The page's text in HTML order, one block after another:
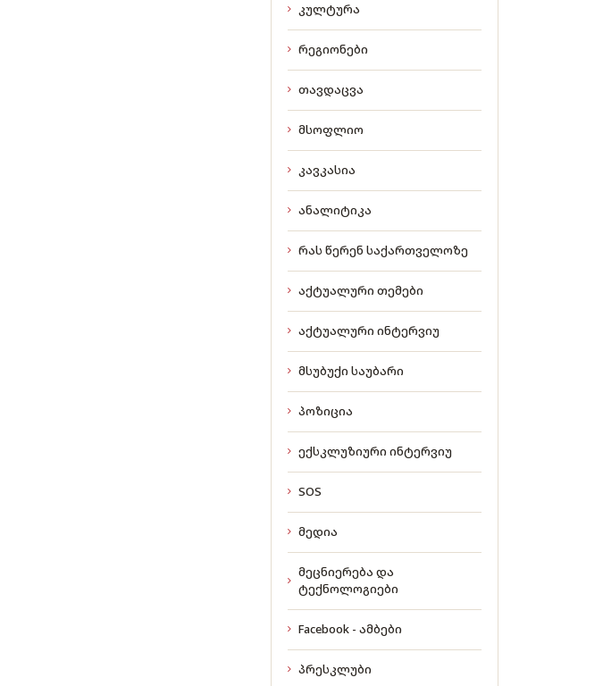
კულტურა
რეგიონები
თავდაცვა
მსოფლიო
კავკასია
ანალიტიკა
რას წერენ საქართველოზე
აქტუალური თემები
აქტუალური ინტერვიუ
მსუბუქი საუბარი
პოზიცია
ექსკლუზიური ინტერვიუ
SOS
მედია
მეცნიერება და
ტექნოლოგიები
Facebook - ამბები
პრესკლუბი